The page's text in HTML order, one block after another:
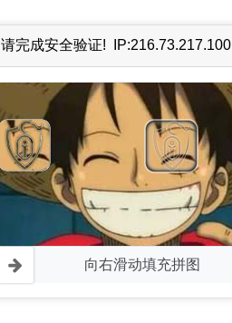
请完成安全验证! IP:216.73.217.100
向右滑动填充拼图